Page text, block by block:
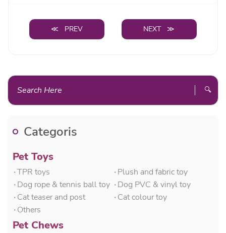
≪ PREV NEXT ≫
🔍
Categoris
Pet Toys
۰TPR toys
۰Plush and fabric toy
۰Dog rope & tennis ball toy ۰Dog PVC & vinyl toy
۰Cat teaser and post
۰Cat colour toy
۰Others
Pet Chews